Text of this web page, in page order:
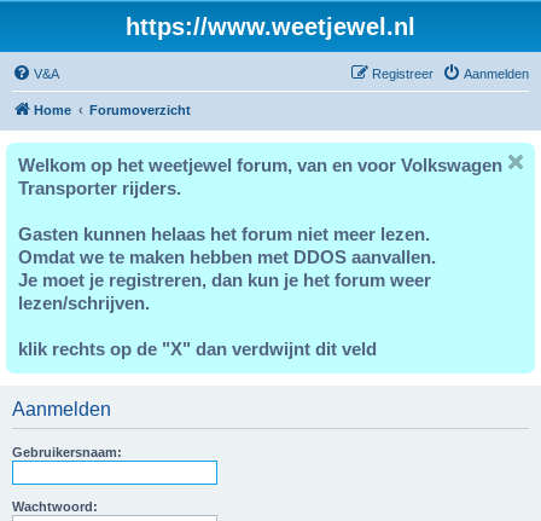
https://www.weetjewel.nl
V&A Aanmelden
Registreer
Home Forumoverzicht
Welkom op het weetjewel forum, van en voor Volkswagen
Transporter rijders.
Gasten kunnen helaas het forum niet meer lezen.
Omdat we te maken hebben met DDOS aanvallen.
Je moet je registreren, dan kun je het forum weer
lezen/schrijven.
klik rechts op de "X" dan verdwijnt dit veld
Aanmelden
Gebruikersnaam:
Wachtwoord: